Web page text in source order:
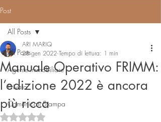
Post
All Posts
Agente immobiliare
Privato
Comunicati Stampa
All Posts
Manuale Operativo FRIMM:
l’edizione 2022 è ancora
più ricca
ARI MARIQ
28 gen 2022 Tempo di lettura: 1 min
Valutazione NaN stelle su 5.